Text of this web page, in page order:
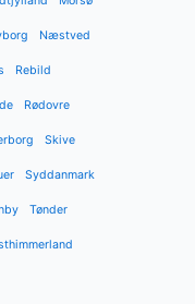
Næstved
Rebild
Rødovre
Skive
Syddanmark
Tønder